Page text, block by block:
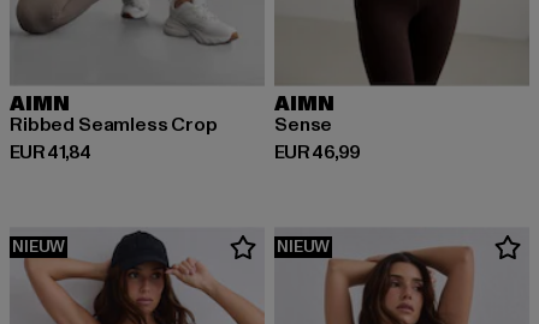
AIMN
Ribbed Seamless Crop
EUR 41,84
Huidige prijs: EUR 41,84
AIMN
Sense
EUR 46,99
Huidige prijs: EUR 46,99
NIEUW NIEUW